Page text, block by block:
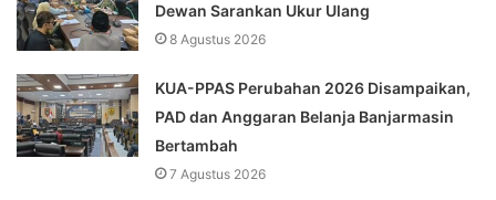
Dewan Sarankan Ukur Ulang
8 Agustus 2026
KUA-PPAS Perubahan 2026 Disampaikan,
PAD dan Anggaran Belanja Banjarmasin
Bertambah
7 Agustus 2026